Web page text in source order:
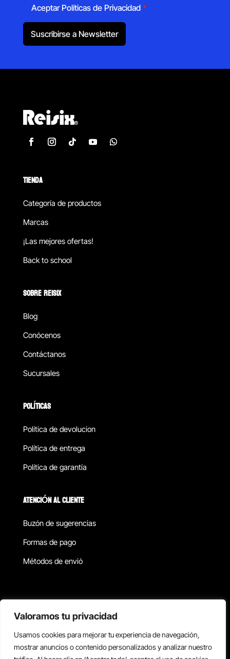
Valoramos tu privacidad
Usamos cookies para mejorar tu experiencia de navegación,
mostrar anuncios o contenido personalizados y analizar nuestro
Aceptar Políticas de Privacidad *
Suscribirse a Newsletter
TIENDA
Categoría de productos
Marcas
¡Las mejores ofertas!
Back to school
SOBRE REISIX
Blog
Conócenos
Contáctanos
Sucursales
POLÍTICAS
Política de devolucion
Política de entrega
Política de garantía
ATENCIÓN AL CLIENTE
Buzón de sugerencias
Formas de pago
Métodos de envió
Copyright © 2026 Reisix. Todos los derechos reservados.